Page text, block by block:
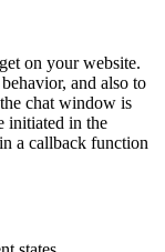
on your website.
and also to
chat window is
initiated in the
a callback function